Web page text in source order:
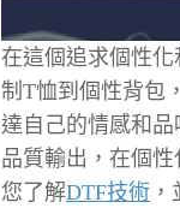
在這個追求個性化
制T恤到個性背包
達自己的情感和
品質輸出，在個
您了解DTF技術